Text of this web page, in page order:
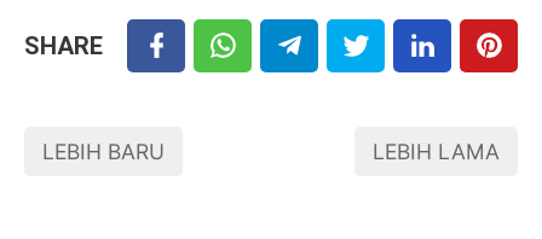
SHARE
LEBIH BARU LEBIH LAMA